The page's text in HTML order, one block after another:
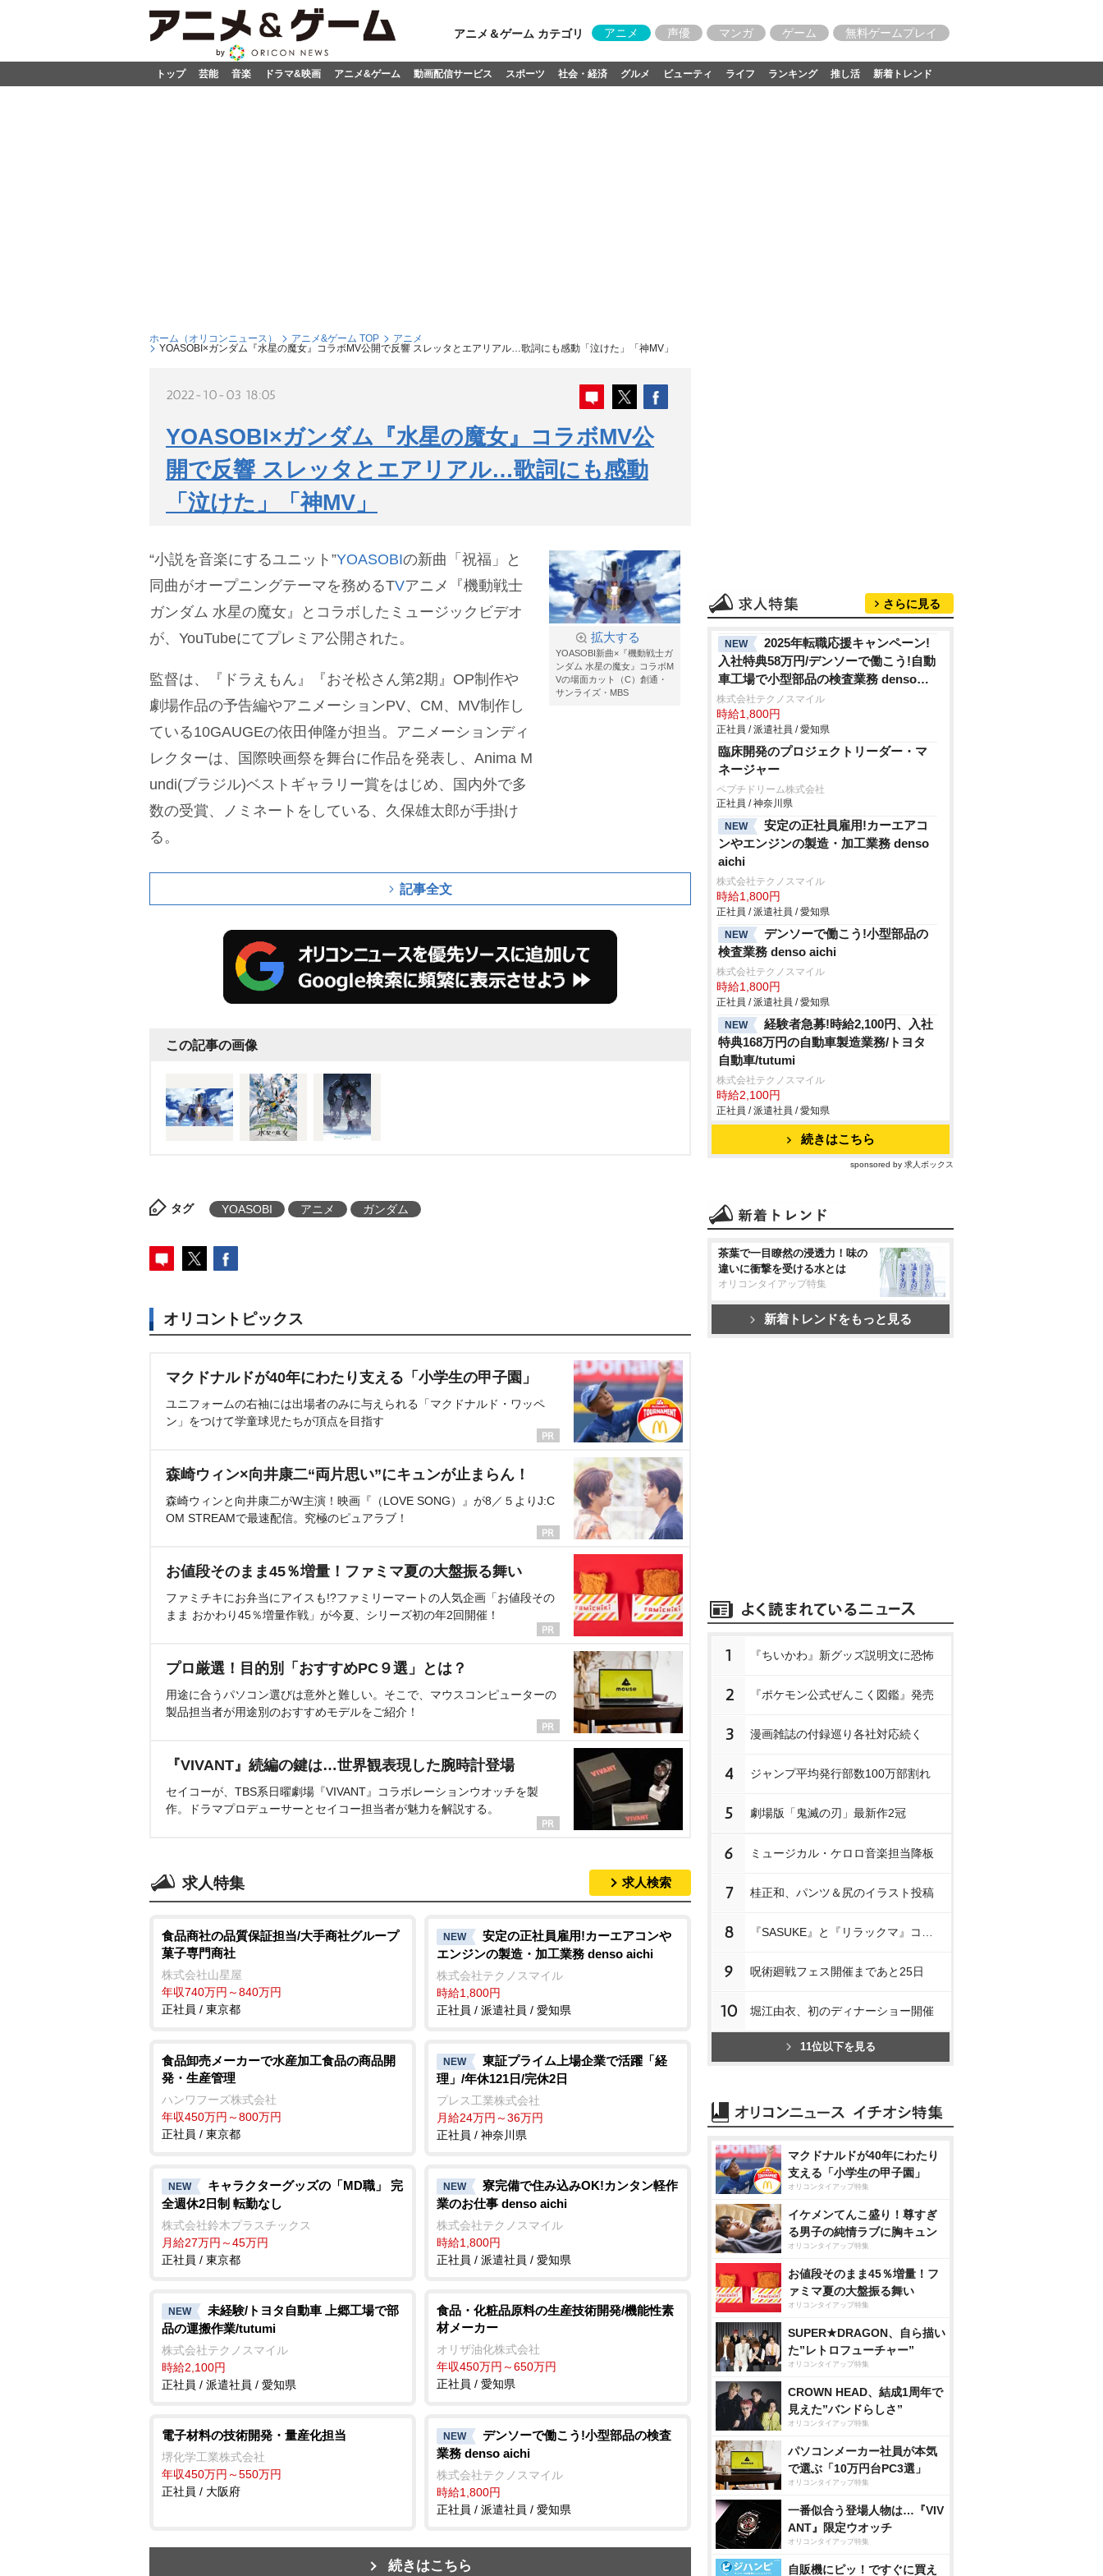
アニメ＆ゲーム カテゴリ アニメ 声優 マンガ ゲーム 無料ゲームプレイ
トップ 芸能 音楽 ドラマ&映画 アニメ&ゲーム 動画配信サービス スポーツ 社会・経済 グルメ ビューティ ライフ ランキング 推し活 新着トレンド
ホーム（オリコンニュース） アニメ&ゲーム TOP
アニメ
YOASOBI×ガンダム『水星の魔女』コラボMV公開で反響 スレッタとエアリアル…歌詞にも感動「泣けた」「神MV」
2022-10-03 18:05
YOASOBI×ガンダム『水星の魔女』コラボMV公
開で反響 スレッタとエアリアル…歌詞にも感動
「泣けた」「神MV」
拡大する
YOASOBI新曲×『機動戦士ガ
ンダム 水星の魔女』コラボM
Vの場面カット（C）創通・
サンライズ・MBS
“小説を音楽にするユニット”YOASOBIの新曲「祝福」と
同曲がオープニングテーマを務めるTVアニメ『機動戦士
ガンダム 水星の魔女』とコラボしたミュージックビデオ
が、YouTubeにてプレミア公開された。
監督は、『ドラえもん』『おそ松さん第2期』OP制作
劇場作品の予告編やアニメーションPV、CM、MV制作し
ている10GAUGEの依田伸隆が担当。アニメーションディ
レクターは、国際映画祭を舞台に作品を発表し、Anima M
undi(ブラジル)ベストギャラリー賞をはじめ、国内外で多
数の受賞、ノミネートをしている、久保雄太郎が手掛け
る。
記事全文
この記事の画像
タグ YOASOBI アニメ ガンダム
オリコントピックス
マクドナルドが40年にわたり支える「小学生の甲子園」
ユニフォームの右袖には出場者のみに与えられる「マクドナルド・ワッペ
ン」をつけて学童球児たちが頂点を目指す
森崎ウィン×向井康二“両片思い”にキュンが止まらん！
森崎ウィンと向井康二がW主演！映画『（LOVE SONG）』が8／５よりJ:C
OM STREAMで最速配信。究極のピュアラブ！
お値段そのまま45％増量！ファミマ夏の大盤振る舞い
ファミチキにお弁当にアイスも!?ファミリーマートの人気企画「お値段その
まま おかわり45％増量作戦」が今夏、シリーズ初の年2回開催！
プロ厳選！目的別「おすすめPC９選」とは？
用途に合うパソコン選びは意外と難しい。そこで、マウスコンピューターの
製品担当者が用途別のおすすめモデルをご紹介！
『VIVANT』続編の鍵は…世界観表現した腕時計登場
セイコーが、TBS系日曜劇場『VIVANT』コラボレーションウオッチを製
作。ドラマプロデューサーとセイコー担当者が魅力を解説する。
求人特集 求人検索
食品商社の品質保証担当/大手商社グループ
菓子専門商社
株式会社山星屋
年収740万円～840万円
正社員 / 東京都
NEW
安定の正社員雇用!カーエアコン
エンジンの製造・加工業務 denso aichi
株式会社テクノスマイル
時給1,800円
正社員 / 派遣社員 / 愛知県
食品卸売メーカーで水産加工食品の商品開
発・生産管理
ハンワフーズ株式会社
年収450万円～800万円
正社員 / 東京都
NEW
東証プライム上場企業で活躍「経
理」/年休121日/完休2日
プレス工業株式会社
月給24万円～36万円
正社員 / 神奈川県
NEW
キャラクターグッズの「MD職」 完
全週休2日制 転勤なし
株式会社鈴木プラスチックス
月給27万円～45万円
正社員 / 東京都
NEW
寮完備で住み込みOK!カンタン軽作
業のお仕事 denso aichi
株式会社テクノスマイル
時給1,800円
正社員 / 派遣社員 / 愛知県
NEW
未経験/トヨタ自動車 上郷工場で部
品の運搬作業/tutumi
株式会社テクノスマイル
時給2,100円
正社員 / 派遣社員 / 愛知県
食品・化粧品原料の生産技術開発/機能性素
材メーカー
オリザ油化株式会社
年収450万円～650万円
正社員 / 愛知県
電子材料の技術開発・量産化担当
堺化学工業株式会社
年収450万円～550万円
正社員 / 大阪府
NEW
デンソーで働こう!小型部品の検査
業務 denso aichi
株式会社テクノスマイル
時給1,800円
正社員 / 派遣社員 / 愛知県
続きはこちら
さらに見る
NEW
2025年転職応援キャンペーン!
入社特典58万円/デンソーで働こう!自動
車工場で小型部品の検査業務 denso
aichi
株式会社テクノスマイル
時給1,800円
正社員 / 派遣社員 / 愛知県
臨床開発のプロジェクトリーダー・マ
ネージャー
ペプチドリーム株式会社
正社員 / 神奈川県
NEW
安定の正社員雇用!カーエアコ
ンやエンジンの製造・加工業務 denso
aichi
株式会社テクノスマイル
時給1,800円
正社員 / 派遣社員 / 愛知県
NEW
デンソーで働こう!小型部品の
検査業務 denso aichi
株式会社テクノスマイル
時給1,800円
正社員 / 派遣社員 / 愛知県
NEW
経験者急募!時給2,100円、入社
特典168万円の自動車製造業務/トヨタ
自動車/tutumi
株式会社テクノスマイル
時給2,100円
正社員 / 派遣社員 / 愛知県
続きはこちら
sponsored by 求人ボックス
茶葉で一目瞭然の浸透力！味の
違いに衝撃を受ける水とは
オリコンタイアップ特集
新着トレンドをもっと見る
1 『ちいかわ』新グッズ説明文に恐怖
2 『ポケモン公式ぜんこく図鑑』発売
3 漫画雑誌の付録巡り各社対応続く
4 ジャンプ平均発行部数100万部割れ
5 劇場版「鬼滅の刃」最新作2冠
6 ミュージカル・ケロロ音楽担当降板
7 桂正和、パンツ＆尻のイラスト投稿
8
9 呪術廻戦フェス開催まであと25日
10 堀江由衣、初のディナーショー開催
11位以下を見る
マクドナルドが40年にわたり
支える「小学生の甲子園」
オリコンタイアップ特集
イケメンてんこ盛り！尊すぎ
る男子の純情ラブに胸キュン
オリコンタイアップ特集
お値段そのまま45％増量！フ
ァミマ夏の大盤振る舞い
オリコンタイアップ特集
SUPER★DRAGON、自ら描い
た”レトロフューチャー”
オリコンタイアップ特集
CROWN HEAD、結成1周年で
見えた”バンドらしさ”
オリコンタイアップ特集
パソコンメーカー社員が本気
で選ぶ「10万円台PC3選」
オリコンタイアップ特集
一番似合う登場人物は…『VIV
ANT』限定ウオッチ
オリコンタイアップ特集
自販機にピッ！ですぐに買え